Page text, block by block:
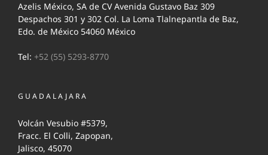
Azelis México, SA de CV Avenida Gustavo Baz 309
Despachos 301 y 302 Col. La Loma Tlalnepantla de Baz,
Edo. de México 54060 México
Tel: +52 (55) 5293-8770
GUADALAJARA
Volcán Vesubio #5379,
Fracc. El Colli, Zapopan,
Jalisco, 45070